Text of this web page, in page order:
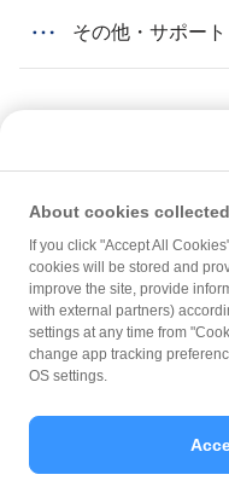
その他・サポート
PayPayマイストア ライトプラン
規約
ガイドライン
About cookies
If you click "Accept All
cookies will be stored and
improve the site, provide
with external partners)
settings at any time from
change app tracking
OS settings.